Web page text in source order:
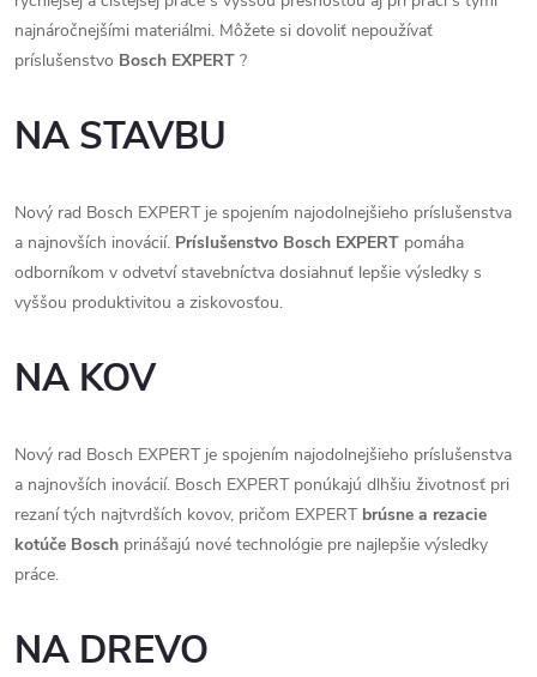
e
r
k
y
ý
i
s
u
najnáročnejšími materiálmi. Môžete si dovoliť nepoužívať
príslušenstvo Bosch EXPERT ?
NA STAVBU
Nový rad Bosch EXPERT je spojením najodolnejšieho príslušenstva
a najnovších inovácií. Príslušenstvo Bosch EXPERT pomáha
odborníkom v odvetví stavebníctva dosiahnuť lepšie výsledky s
vyššou produktivitou a ziskovosťou.
NA KOV
Nový rad Bosch EXPERT je spojením najodolnejšieho príslušenstva
a najnovších inovácií. Bosch EXPERT ponúkajú dlhšiu životnosť pri
rezaní tých najtvrdších kovov, pričom EXPERT brúsne a rezacie
kotúče Bosch prinášajú nové technológie pre najlepšie výsledky
práce.
NA DREVO